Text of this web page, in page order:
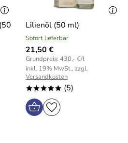
Lilienöl (50 ml)
Sofort lieferbar
21,50 €
Grundpreis: 430,- €/l
inkl. 19% MwSt., zzgl.
Versandkosten
***** (5)